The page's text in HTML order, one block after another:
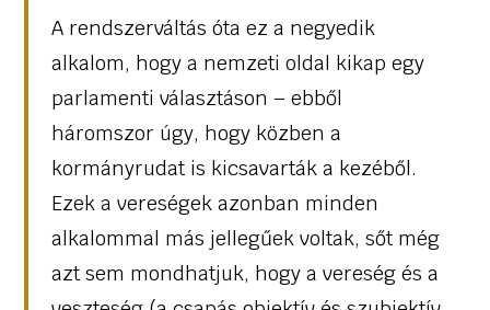
A rendszerváltás óta ez a negyedik
alkalom, hogy a nemzeti oldal kikap egy
parlamenti választáson – ebből
háromszor úgy, hogy közben a
kormányrudat is kicsavarták a kezéből.
Ezek a vereségek azonban minden
alkalommal más jellegűek voltak, sőt még
azt sem mondhatjuk, hogy a vereség és a